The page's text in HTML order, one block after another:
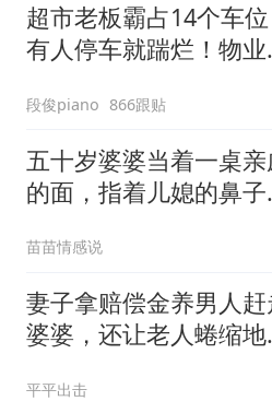
超市老板霸占14个车位
有人停车就踹烂！物业
段俊piano 866跟贴
五十岁婆婆当着一桌亲
的面，指着儿媳的鼻子
当场站起来
苗苗情感说
妻子拿赔偿金养男人赶
婆婆，还让老人蜷缩地
平平出击